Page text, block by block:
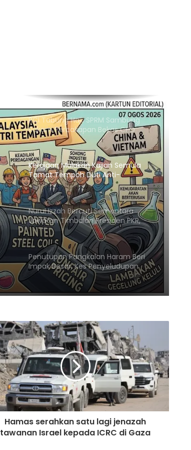
Kerajaan Mulakan Kajian Semula
Tamat Tempoh Duti Anti-
Lambakan Import Gegelung Keluli
China, Vietnam
Nurul Izzah Bercuti Sementara
Jawatan Timbalan Presiden PKR,
Saifuddin Pemangku Tugas
Penutupan Pangkalan Haram Beri
Impak Besar, Kes Penyeludupan
Petrol dan Diesel Menjunam
Jelajah Malaysia Digital 2026
Bermula Sabtu Ini, Bawa Peluang
Ekonomi ke Komuniti Setempat
Malaysia-Hungary Perkukuh
Kerjasama Pertanian dan
Keterjaminan Makanan
Ketua Mossad Pecat Dua Pegawai
Kanan Kerana Plot Gagal Guling
Kerajaan Iran
Itali Bakal Berdepan Gelombang
Hamas serahkan satu lagi jenazah
tawanan Israel kepada ICRC di Gaza